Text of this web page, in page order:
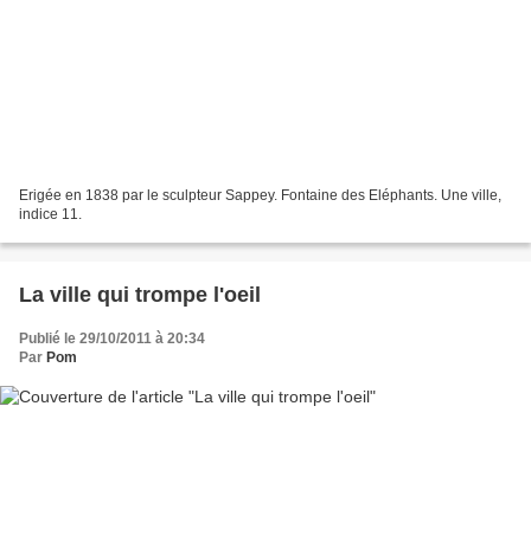
Erigée en 1838 par le sculpteur Sappey. Fontaine des Eléphants. Une ville,
indice 11.
La ville qui trompe l'oeil
Publié le 29/10/2011 à 20:34
Par Pom